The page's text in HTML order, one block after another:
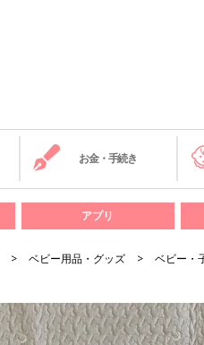
お金・手続き
アプリ
ベビー用品・グッズ ベビー・